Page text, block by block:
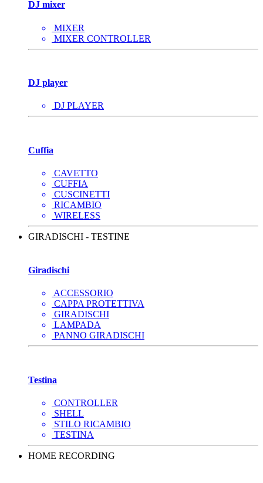
DJ mixer
MIXER
MIXER CONTROLLER
DJ player
DJ PLAYER
Cuffia
CAVETTO
CUFFIA
CUSCINETTI
RICAMBIO
WIRELESS
GIRADISCHI - TESTINE
Giradischi
ACCESSORIO
CAPPA PROTETTIVA
GIRADISCHI
LAMPADA
PANNO GIRADISCHI
Testina
CONTROLLER
SHELL
STILO RICAMBIO
TESTINA
HOME RECORDING